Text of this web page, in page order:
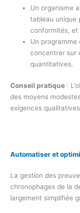
Un organisme
tableau unique
conformités, et
Un programme
concentrer sur
quantitatives.
Conseil pratique :
des moyens
exigences
Automatiser et
La gestion des
chronophages de la
largement simplifiée